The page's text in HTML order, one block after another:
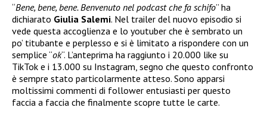
“Bene, bene, bene. Benvenuto nel podcast che fa schifo” ha
dichiarato Giulia Salemi. Nel trailer del nuovo episodio si
vede questa accoglienza e lo youtuber che è sembrato un
po’ titubante e perplesso e si è limitato a rispondere con un
semplice “ok“. L’anteprima ha raggiunto i 20.000 like su
TikTok e i 13.000 su Instagram, segno che questo confronto
è sempre stato particolarmente atteso. Sono apparsi
moltissimi commenti di follower entusiasti per questo
faccia a faccia che finalmente scopre tutte le carte.